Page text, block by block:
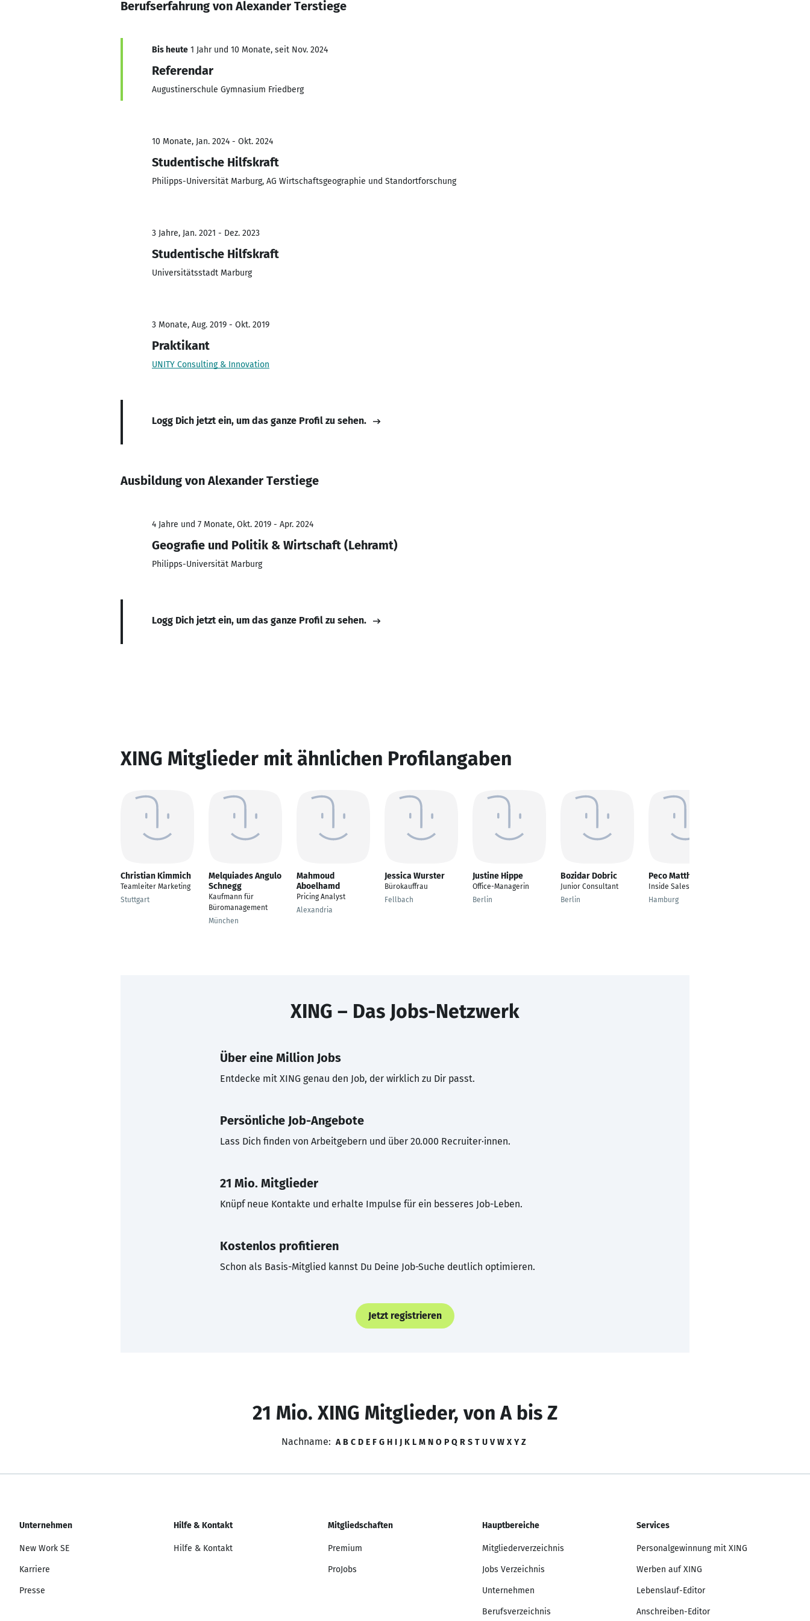
Berufserfahrung von Alexander Terstiege
Bis heute 1 Jahr und 10 Monate, seit Nov. 2024
Referendar
Augustinerschule Gymnasium Friedberg
10 Monate, Jan. 2024 - Okt. 2024
Studentische Hilfskraft
Philipps-Universität Marburg, AG Wirtschaftsgeographie und Standortforschung
3 Jahre, Jan. 2021 - Dez. 2023
Studentische Hilfskraft
Universitätsstadt Marburg
3 Monate, Aug. 2019 - Okt. 2019
Praktikant
UNITY Consulting & Innovation
Logg Dich jetzt ein, um das ganze Profil zu sehen.
Ausbildung von Alexander Terstiege
4 Jahre und 7 Monate, Okt. 2019 - Apr. 2024
Geografie und Politik & Wirtschaft (Lehramt)
Philipps-Universität Marburg
Logg Dich jetzt ein, um das ganze Profil zu sehen.
XING Mitglieder mit ähnlichen Profilangaben
Christian Kimmich
Teamleiter Marketing
Stuttgart
Melquiades Angulo
Schnegg
Kaufmann für
Büromanagement
München
Mahmoud
Aboelhamd
Pricing Analyst
Alexandria
Jessica Wurster
Bürokauffrau
Fellbach
Justine Hippe
Office-Managerin
Berlin
Bozidar Dobric
Junior Consultant
Berlin
Peco Matthies
Inside Sales Manager
Hamburg
XING – Das Jobs-Netzwerk
Über eine Million Jobs
Entdecke mit XING genau den Job, der wirklich zu Dir passt.
Persönliche Job-Angebote
Lass Dich finden von Arbeitgebern und über 20.000 Recruiter·innen.
21 Mio. Mitglieder
Knüpf neue Kontakte und erhalte Impulse für ein besseres Job-Leben.
Kostenlos profitieren
Schon als Basis-Mitglied kannst Du Deine Job-Suche deutlich optimieren.
Jetzt registrieren
21 Mio. XING Mitglieder, von A bis Z
Nachname: A B C D E F G H I J K L M N O P Q R S T U V W X Y Z
Unternehmen
New Work SE
Karriere
Presse
Hilfe & Kontakt
Hilfe & Kontakt
Mitgliedschaften
Premium
ProJobs
Hauptbereiche
Mitgliederverzeichnis
Jobs Verzeichnis
Unternehmen
Berufsverzeichnis
Services
Personalgewinnung mit XING
Werben auf XING
Lebenslauf-Editor
Anschreiben-Editor